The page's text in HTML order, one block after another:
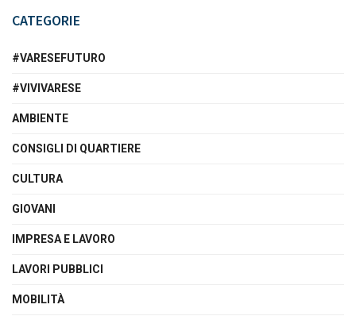
CATEGORIE
#VARESEFUTURO
#VIVIVARESE
AMBIENTE
CONSIGLI DI QUARTIERE
CULTURA
GIOVANI
IMPRESA E LAVORO
LAVORI PUBBLICI
MOBILITÀ